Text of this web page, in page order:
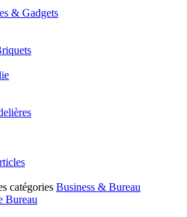
& Gadgets
catégories Business & Bureau
Bureau